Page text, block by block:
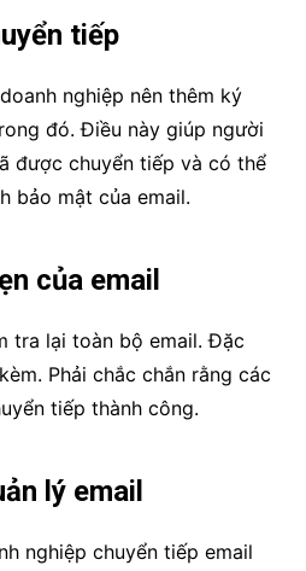
tiếp
nghiệp nên thêm ký
đó. Điều này giúp người
được chuyển tiếp và có thể
bảo mật của email.
của email
tra lại toàn bộ email. Đặc
Phải chắc chắn rằng các
tiếp thành công.
lý email
nghiệp chuyển tiếp email